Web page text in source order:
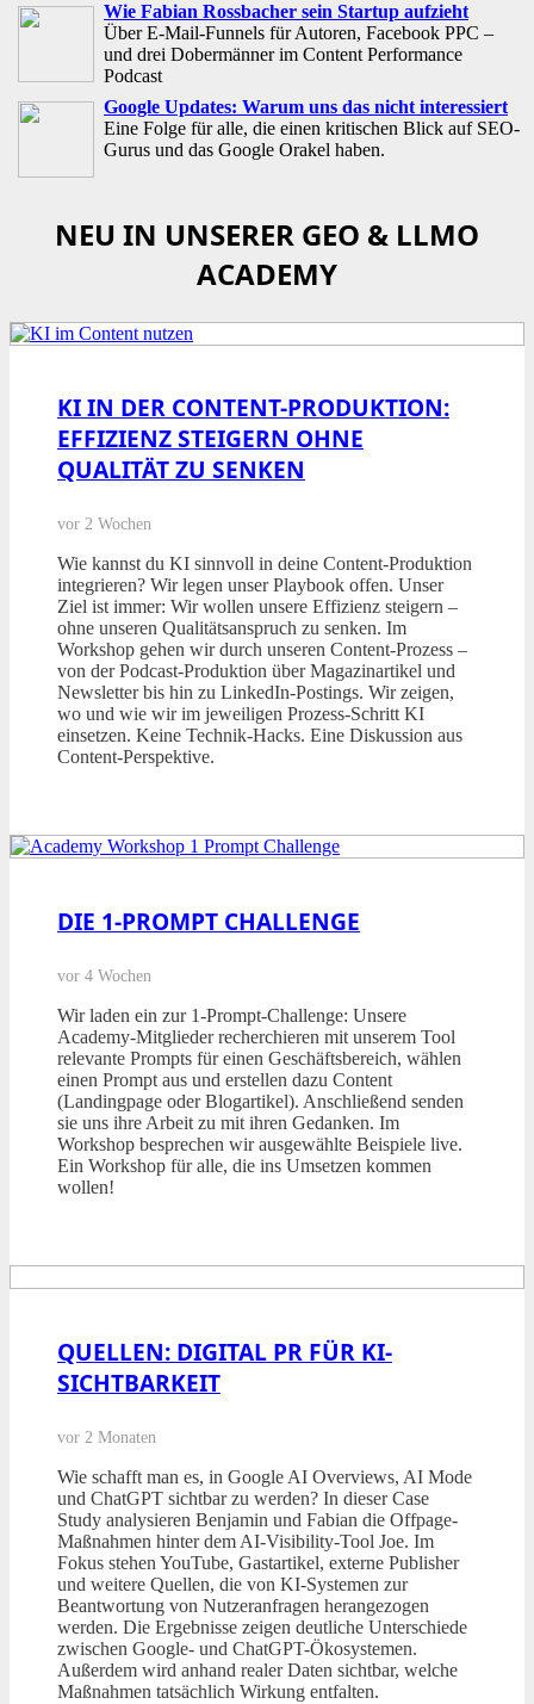
Wie Fabian Rossbacher sein Startup aufzieht
Über E-Mail-Funnels für Autoren, Facebook PPC –
und drei Dobermänner im Content Performance
Podcast
Google Updates: Warum uns das nicht interessiert
Eine Folge für alle, die einen kritischen Blick auf SEO-
Gurus und das Google Orakel haben.
NEU IN UNSERER GEO & LLMO
ACADEMY
KI IN DER CONTENT-PRODUKTION:
EFFIZIENZ STEIGERN OHNE
QUALITÄT ZU SENKEN
vor 2 Wochen
Wie kannst du KI sinnvoll in deine Content-Produktion
integrieren? Wir legen unser Playbook offen. Unser
Ziel ist immer: Wir wollen unsere Effizienz steigern –
ohne unseren Qualitätsanspruch zu senken. Im
Workshop gehen wir durch unseren Content-Prozess –
von der Podcast-Produktion über Magazinartikel und
Newsletter bis hin zu LinkedIn-Postings. Wir zeigen,
wo und wie wir im jeweiligen Prozess-Schritt KI
einsetzen. Keine Technik-Hacks. Eine Diskussion aus
Content-Perspektive.
DIE 1-PROMPT CHALLENGE
vor 4 Wochen
Wir laden ein zur 1-Prompt-Challenge: Unsere
Academy-Mitglieder recherchieren mit unserem Tool
relevante Prompts für einen Geschäftsbereich, wählen
einen Prompt aus und erstellen dazu Content
(Landingpage oder Blogartikel). Anschließend senden
sie uns ihre Arbeit zu mit ihren Gedanken. Im
Workshop besprechen wir ausgewählte Beispiele live.
Ein Workshop für alle, die ins Umsetzen kommen
wollen!
QUELLEN: DIGITAL PR FÜR KI-
SICHTBARKEIT
vor 2 Monaten
Wie schafft man es, in Google AI Overviews, AI Mode
und ChatGPT sichtbar zu werden? In dieser Case
Study analysieren Benjamin und Fabian die Offpage-
Maßnahmen hinter dem AI-Visibility-Tool Joe. Im
Fokus stehen YouTube, Gastartikel, externe Publisher
und weitere Quellen, die von KI-Systemen zur
Beantwortung von Nutzeranfragen herangezogen
werden. Die Ergebnisse zeigen deutliche Unterschiede
zwischen Google- und ChatGPT-Ökosystemen.
Außerdem wird anhand realer Daten sichtbar, welche
Maßnahmen tatsächlich Wirkung entfalten.